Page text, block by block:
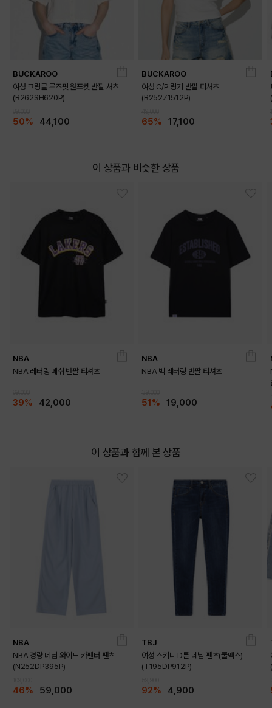
DETAILS
BUCKAROO
여성 크링클 루즈핏 원포켓 반팔 셔츠
(B262SH620P)
50% 44,100
BUCKAROO
여성 C/P 링거 반팔 티셔츠
(B252Z1512P)
65% 17,100
이 상품과 비슷한 상품
NBA
NBA 레터링 메쉬 반팔 티셔츠
39% 42,000
NBA
NBA 빅 레터링 반팔 티셔츠
51% 19,000
이 상품과 함께 본 상품
NBA
NBA 경량 데님 와이드 카펜터 팬츠
(N252DP395P)
46% 59,000
TBJ
여성 스키니 D톤 데님 팬츠(쿨맥스)
(T195DP912P)
92% 4,900